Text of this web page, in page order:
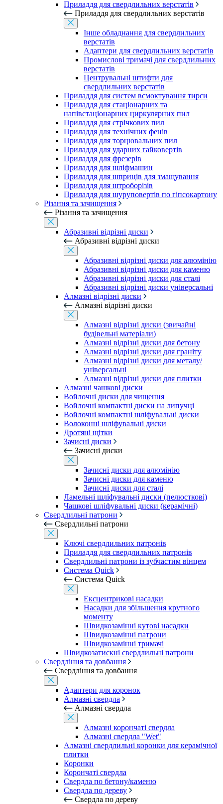
Приладдя для свердлильних верстатів
Приладдя для свердлильних верстатів
Інше обладнання для свердлильних
верстатів
Адаптери для свердлильних верстатів
Промислові тримачі для свердлильних
верстатів
Центрувальні штифти для
свердлильних верстатів
Приладдя для систем всмоктування тирси
Приладдя для стаціонарних та
напівстаціонарних циркулярних пил
Приладдя для стрічкових пил
Приладдя для технічних фенів
Приладдя для торцювальних пил
Приладдя для ударних гайковертів
Приладдя для фрезерів
Приладдя для шліфмашин
Приладдя для шприців для змащування
Приладдя для штроборізів
Приладдя для шуруповертів по гіпсокартону
Різання та зачищення
Різання та зачищення
Абразивні відрізні диски
Абразивні відрізні диски
Абразивні відрізні диски для алюмінію
Абразивні відрізні диски для каменю
Абразивні відрізні диски для сталі
Абразивні відрізні диски універсальні
Алмазні відрізні диски
Алмазні відрізні диски
Алмазні відрізні диски (звичайні
будівельні матеріали)
Алмазні відрізні диски для бетону
Алмазні відрізні диски для граніту
Алмазні відрізні диски для металу/
універсальні
Алмазні відрізні диски для плитки
Алмазні чашкові диски
Войлочні диски для чищення
Войлочні компактні диски на липучці
Войлочні компактні шліфувальні диски
Волоконні шліфувальні диски
Дротяні щітки
Зачисні диски
Зачисні диски
Зачисні диски для алюмінію
Зачисні диски для каменю
Зачисні диски для сталі
Ламельні шліфувальні диски (пелюсткові)
Чашкові шліфувальні диски (керамічні)
Свердлильні патрони
Свердлильні патрони
Ключі свердлильних патронів
Приладдя для свердлильних патронів
Свердлильні патрони із зубчастим вінцем
Система Quick
Система Quick
Ексцентрикові насадки
Насадки для збільшення крутного
моменту
Швидкозамінні кутові насадки
Швидкозамінні патрони
Швидкозамінні тримачі
Швидкозатискні свердлильні патрони
Свердління та довбання
Свердління та довбання
Адаптери для коронок
Алмазні свердла
Алмазні свердла
Алмазні корончаті свердла
Алмазні свердла "Wet"
Алмазні свердлильні коронки для керамічної
плитки
Коронки
Корончаті свердла
Свердла по бетону/каменю
Свердла по дереву
Свердла по дереву